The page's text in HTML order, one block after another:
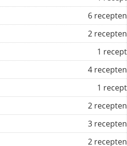
6 recepten
2 recepten
1 recept
4 recepten
1 recept
2 recepten
3 recepten
2 recepten